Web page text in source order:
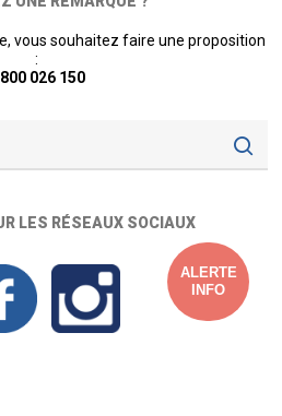
vous souhaitez faire une proposition
:
026 150
LES RÉSEAUX SOCIAUX
ALERTE
INFO